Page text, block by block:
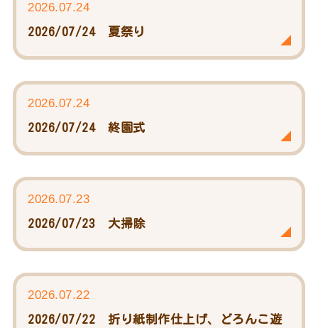
2026.07.24
2026/07/24 夏祭り
2026.07.24
2026/07/24 終園式
2026.07.23
2026/07/23 大掃除
2026.07.22
2026/07/22 折り紙制作仕上げ、どろんこ遊